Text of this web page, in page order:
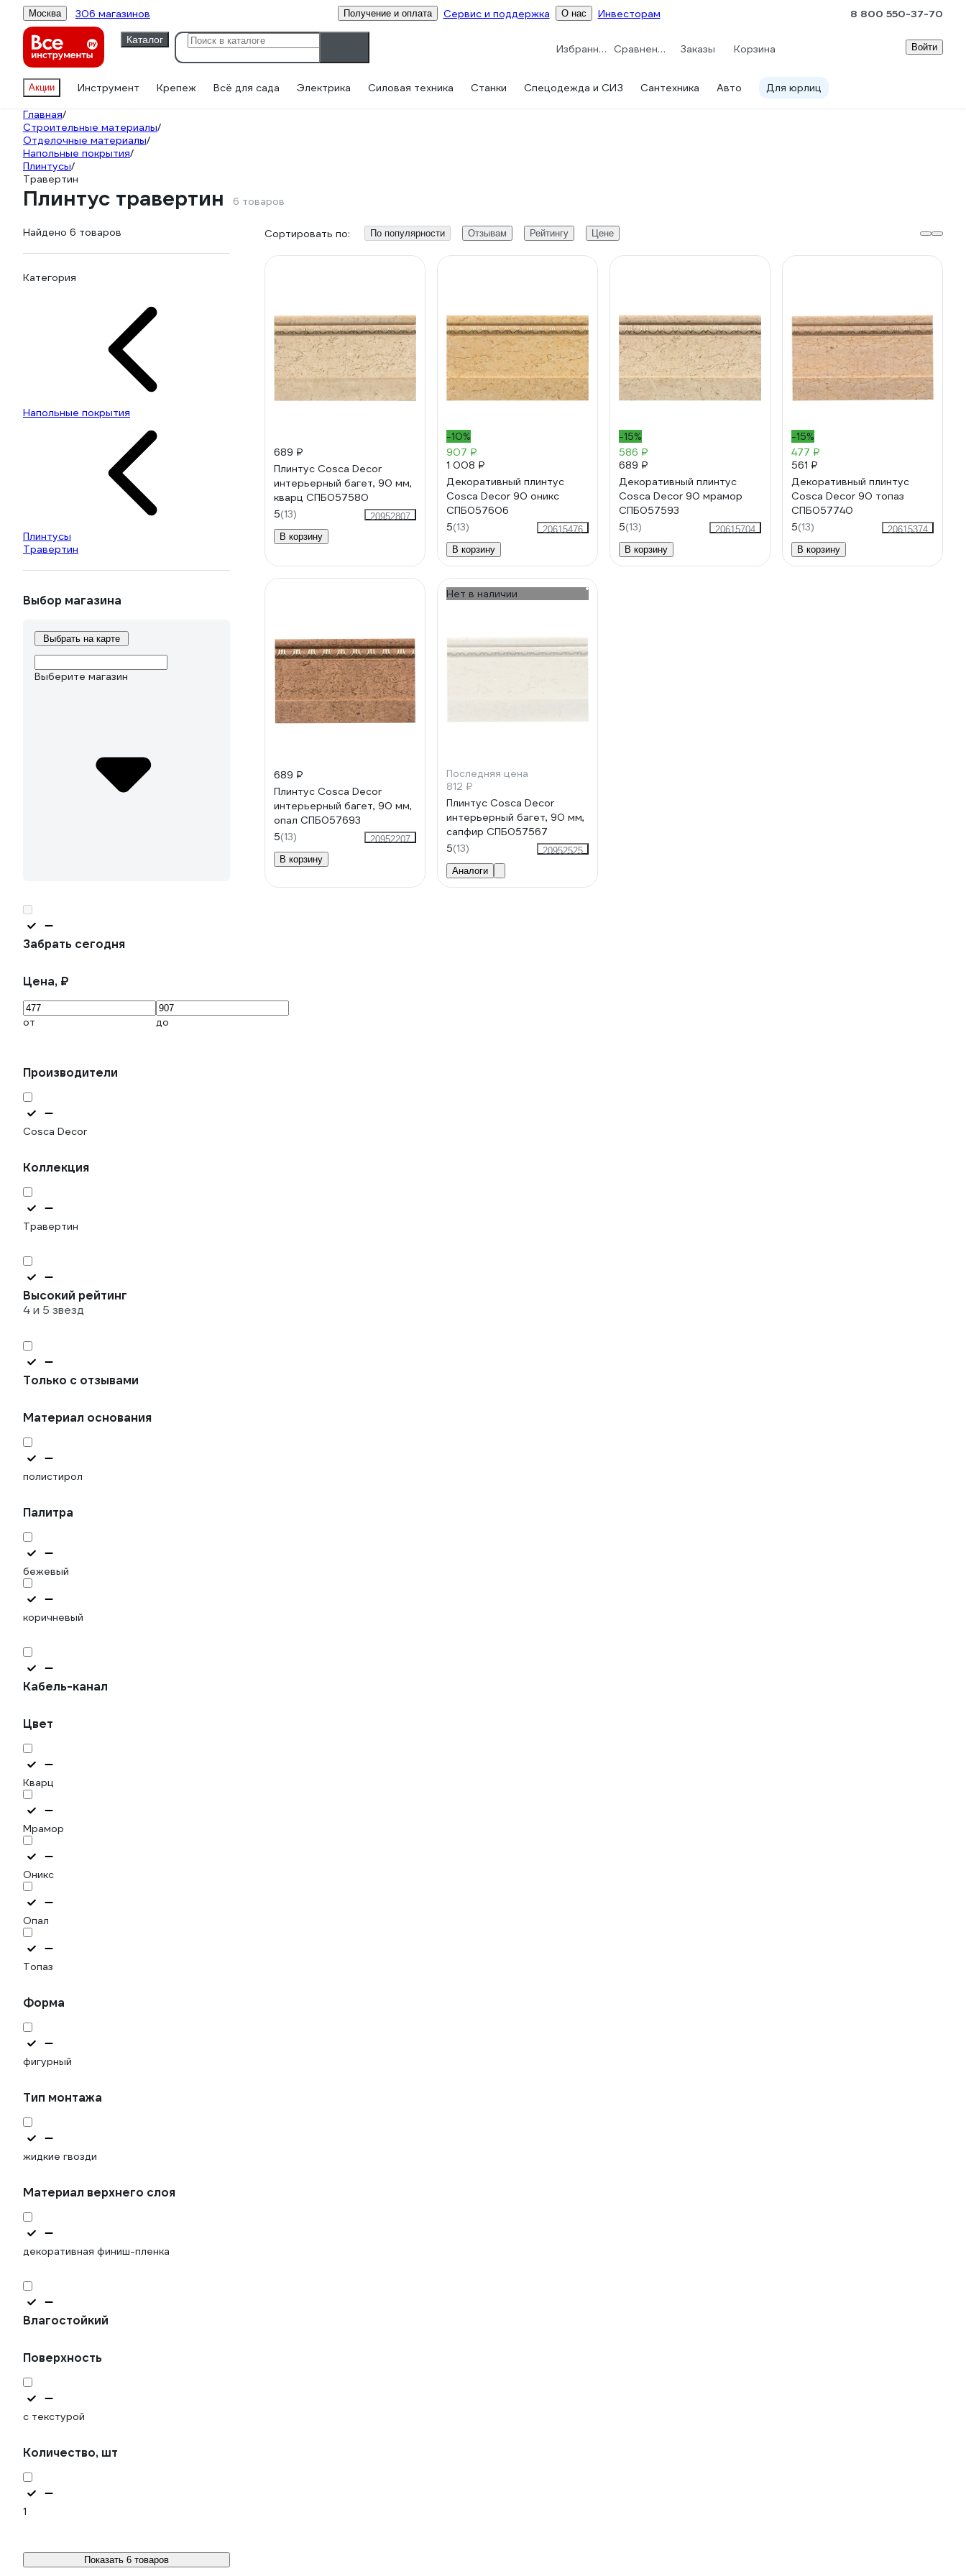
Москва 306 магазинов Получение и оплата Сервис и поддержка О нас Инвесторам 8 800 550-37-70
Каталог
Избранное Сравнение Заказы Корзина Войти
Акции Инструмент Крепеж Всё для сада Электрика Силовая техника Станки Спецодежда и СИЗ Сантехника Авто Для юрлиц
Главная/
Строительные материалы/
Отделочные материалы/
Напольные покрытия/
Плинтусы/
Травертин
Плинтус травертин 6 товаров
Найдено 6 товаров
Категория
Напольные покрытия
Плинтусы
Травертин
Выбор магазина
Выбрать на карте
Выберите магазин
Забрать сегодня
Цена, ₽
от до
Производители
Cosca Decor
Коллекция
Травертин
Высокий рейтинг
4 и 5 звезд
Только с отзывами
Материал основания
полистирол
Палитра
бежевый
коричневый
Кабель-канал
Цвет
Кварц
Мрамор
Оникс
Опал
Топаз
Форма
фигурный
Тип монтажа
жидкие гвозди
Материал верхнего слоя
декоративная финиш-пленка
Влагостойкий
Поверхность
с текстурой
Количество, шт
1
Показать 6 товаров
Сортировать по: По популярности Отзывам Рейтингу Цене
689 ₽
Плинтус Cosca Decor
интерьерный багет, 90 мм,
кварц СПБ057580
5(13)
20952807
В корзину
-10%
907 ₽
1 008 ₽
Декоративный плинтус
Cosca Decor 90 оникс
СПБ057606
5(13)
20615476
В корзину
-15%
586 ₽
689 ₽
Декоративный плинтус
Cosca Decor 90 мрамор
СПБ057593
5(13)
20615704
В корзину
-15%
477 ₽
561 ₽
Декоративный плинтус
Cosca Decor 90 топаз
СПБ057740
5(13)
20615374
В корзину
689 ₽
Плинтус Cosca Decor
интерьерный багет, 90 мм,
опал СПБ057693
5(13)
20952207
В корзину
Нет в наличии
Последняя цена
812 ₽
Плинтус Cosca Decor
интерьерный багет, 90 мм,
сапфир СПБ057567
5(13)
20952525
Аналоги